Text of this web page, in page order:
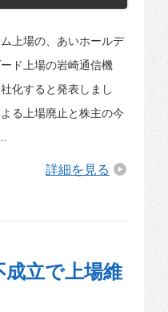
上場の、あいホールデ
ド上場の岩崎通信機
化すると発表しまし
る上場廃止と株主の今
詳細を見る
立で上場維